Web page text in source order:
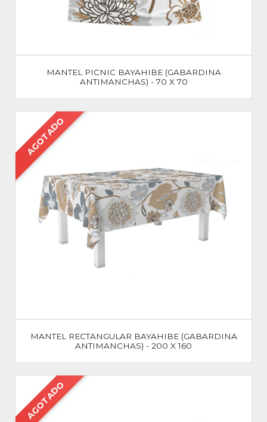
MANTEL PICNIC BAYAHIBE (GABARDINA
ANTIMANCHAS) - 70 X 70
AGOTADO
MANTEL RECTANGULAR BAYAHIBE (GABARDINA
ANTIMANCHAS) - 200 X 160
AGOTADO